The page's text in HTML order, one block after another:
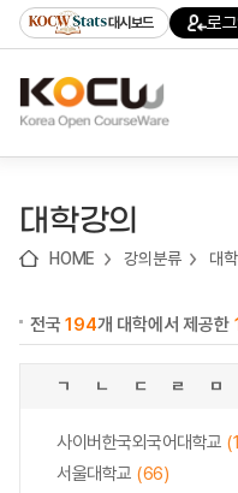
기
기
기
content)
가
대시보드 로
대학강의
HOME 강의분류 대
전국194개 대학에서 제공한
ㄱ ㄴ ㄷ ㄹ ㅁ
사이버한국외국어대학교
서울대학교 (66)